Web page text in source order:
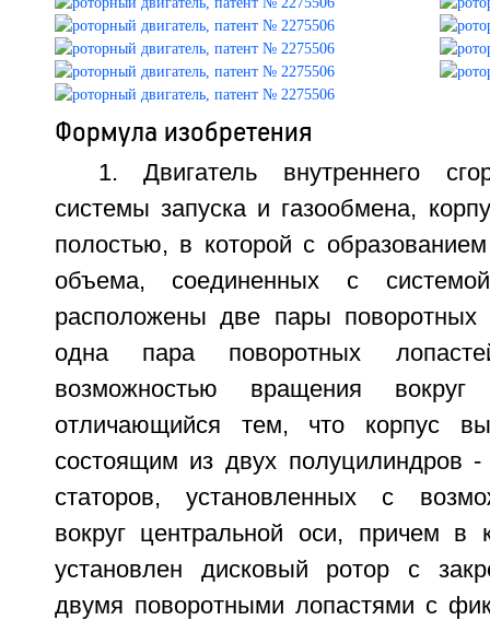
Формула изобретения
1. Двигатель внутреннего
системы запуска и газообмена,
полостью, в которой с
объема, соединенных с
расположены две пары поворотных
одна пара поворотных
возможностью вращения вокруг
отличающийся тем, что корпус
состоящим из двух полуцилиндров -
статоров, установленных с
вокруг центральной оси, причем в
установлен дисковый ротор с
двумя поворотными лопастями с